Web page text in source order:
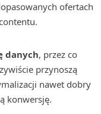
ofertach
danych, przez co
przynoszą
nawet dobry
konwersję.